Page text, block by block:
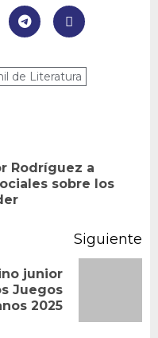
de Literatura
Rodríguez a
sobre los
Siguiente
junior
Juegos
2025